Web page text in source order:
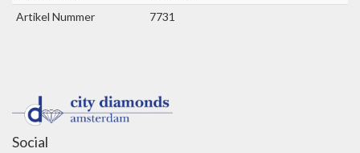
Artikel Nummer
7731
Social